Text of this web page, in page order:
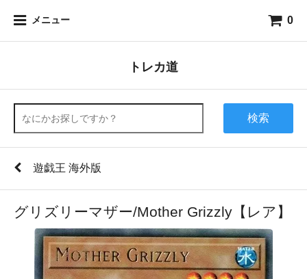
メニュー 0
トレカ道
検索
遊戯王 海外版
グリズリーマザー/Mother Grizzly【レア】